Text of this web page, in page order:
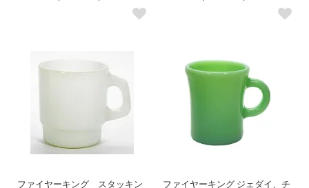
ファイヤーキング スタッキン
ファイヤーキング ジェダイ、チ